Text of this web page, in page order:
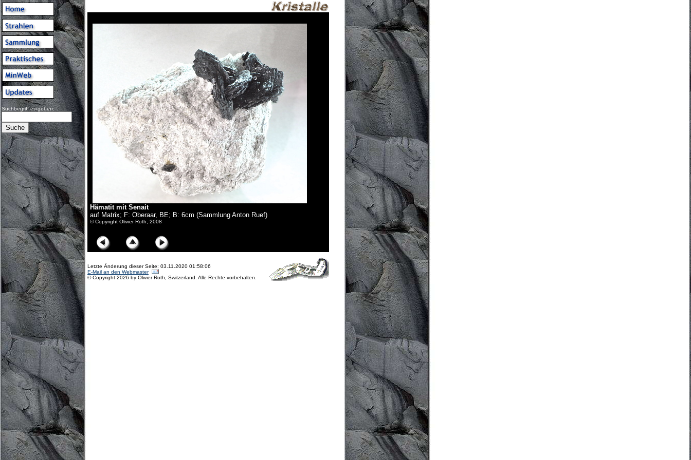
Suchbegriff eingeben:
Hämatit mit Senait
auf Matrix; F: Oberaar, BE; B: 6cm (Sammlung Anton Ruef)
© Copyright Olivier Roth, 2008
Letzte Änderung dieser Seite: 03.11.2020 01:58:06
E-Mail an den Webmaster
© Copyright 2026 by Olivier Roth, Switzerland. Alle Rechte vorbehalten.